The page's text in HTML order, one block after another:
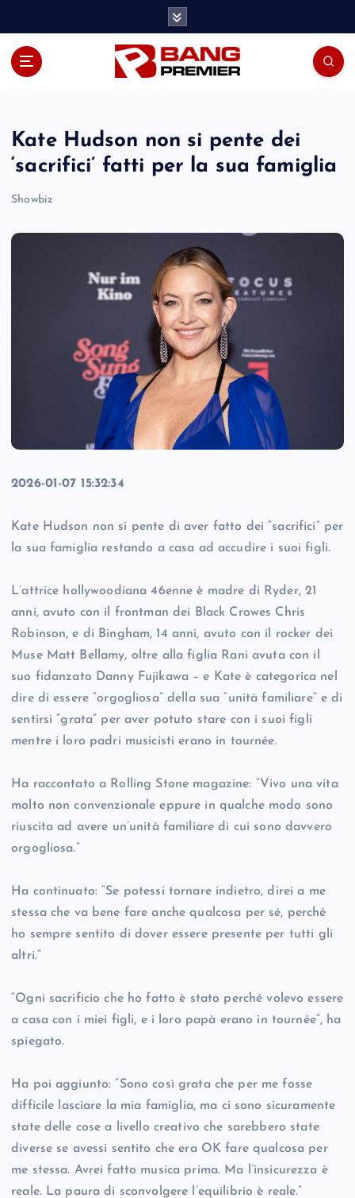
Kate Hudson non si pente dei
‘sacrifici’ fatti per la sua famiglia
Showbiz
2026-01-07 15:32:34
Kate Hudson non si pente di aver fatto dei “sacrifici” per
la sua famiglia restando a casa ad accudire i suoi figli.
L’attrice hollywoodiana 46enne è madre di Ryder, 21
anni, avuto con il frontman dei Black Crowes Chris
Robinson, e di Bingham, 14 anni, avuto con il rocker dei
Muse Matt Bellamy, oltre alla figlia Rani avuta con il
suo fidanzato Danny Fujikawa – e Kate è categorica nel
dire di essere “orgogliosa” della sua “unità familiare” e di
sentirsi “grata” per aver potuto stare con i suoi figli
mentre i loro padri musicisti erano in tournée.
Ha raccontato a Rolling Stone magazine: “Vivo una vita
molto non convenzionale eppure in qualche modo sono
riuscita ad avere un’unità familiare di cui sono davvero
orgogliosa.”
Ha continuato: “Se potessi tornare indietro, direi a me
stessa che va bene fare anche qualcosa per sé, perché
ho sempre sentito di dover essere presente per tutti gli
altri.”
“Ogni sacrificio che ho fatto è stato perché volevo essere
a casa con i miei figli, e i loro papà erano in tournée”, ha
spiegato.
Ha poi aggiunto: “Sono così grata che per me fosse
difficile lasciare la mia famiglia, ma ci sono sicuramente
state delle cose a livello creativo che sarebbero state
diverse se avessi sentito che era OK fare qualcosa per
me stessa. Avrei fatto musica prima. Ma l’insicurezza è
reale. La paura di sconvolgere l’equilibrio è reale.”